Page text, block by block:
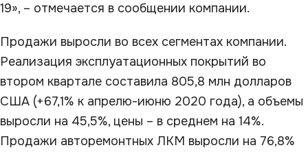
19», – отмечается в сообщении компании.
Продажи выросли во всех сегментах компании.
Реализация эксплуатационных покрытий во
втором квартале составила 805,8 млн долларов
США (+67,1% к апрелю-июню 2020 года), а объемы
выросли на 45,5%, цены – в среднем на 14%.
Продажи авторемонтных ЛКМ выросли на 76,8%